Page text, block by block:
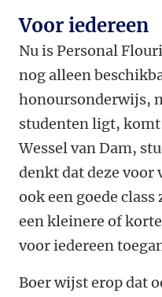
Voor iedereen
Nu is Personal
nog alleen
honoursonderwijs,
studenten ligt,
Wessel van Dam,
denkt dat deze voor
ook een goede
een kleinere of
voor iedereen
Boer wijst erop dat